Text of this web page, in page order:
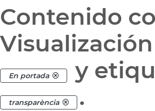
Contenido
Visualización
En portada y
transparència .